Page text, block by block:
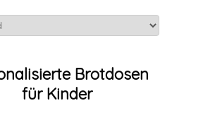
Brotdosen
für Kinder